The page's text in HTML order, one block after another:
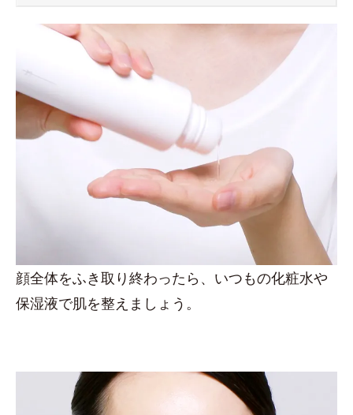
顔全体をふき取り終わったら、いつもの化粧水や
保湿液で肌を整えましょう。